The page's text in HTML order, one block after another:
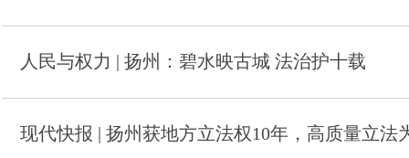
人民与权力 | 扬州：碧水映古城 法治护十载
现代快报 | 扬州获地方立法权10年，高质量立法